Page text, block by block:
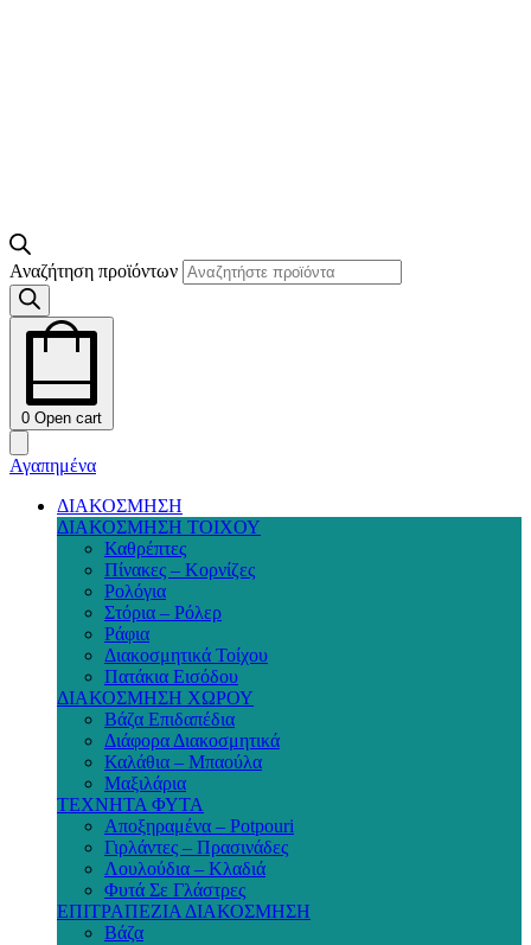
Αναζήτηση προϊόντων
0 Open cart
Αγαπημένα
ΔΙΑΚΟΣΜΗΣΗ
ΔΙΑΚΟΣΜΗΣΗ ΤΟΙΧΟΥ
Καθρέπτες
Πίνακες – Κορνίζες
Ρολόγια
Στόρια – Ρόλερ
Ράφια
Διακοσμητικά Τοίχου
Πατάκια Εισόδου
ΔΙΑΚΟΣΜΗΣΗ ΧΩΡΟΥ
Βάζα Επιδαπέδια
Διάφορα Διακοσμητικά
Καλάθια – Μπαούλα
Μαξιλάρια
ΤΕΧΝΗΤΑ ΦΥΤΑ
Αποξηραμένα – Potpouri
Γιρλάντες – Πρασινάδες
Λουλούδια – Κλαδιά
Φυτά Σε Γλάστρες
ΕΠΙΤΡΑΠΕΖΙΑ ΔΙΑΚΟΣΜΗΣΗ
Βάζα